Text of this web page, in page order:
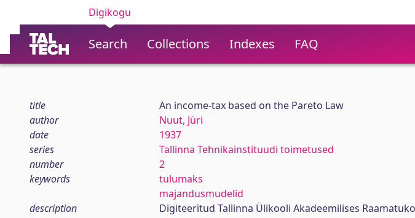
Digikogu
Search Collections Indexes FAQ
title
An income-tax based on the Pareto Law
author
Nuut, Jüri
date
1937
series
Tallinna Tehnikainstituudi toimetused
number
2
keywords
tulumaks
majandusmudelid
description
Digiteeritud Tallinna Ülikooli Akadeemilises